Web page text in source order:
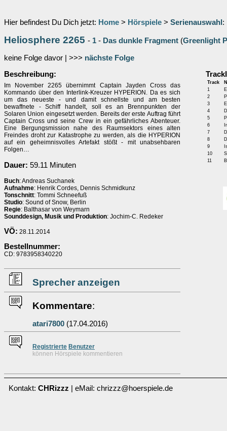
Hier befindest Du Dich jetzt: Home > Hörspiele > Serienauswahl :
Heliosphere 2265 - 1 - Das dunkle Fragment (Greenlight
keine Folge davor | >>> nächste Folge
Beschreibung:
Im November 2265 übernimmt Captain Jayden Cross das
Kommando über den Interlink-Kreuzer HYPERION. Da es sich
um das neueste - und damit schnellste und am besten
bewaffnete - Schiff handelt, soll es an Brennpunkten der
Solaren Union eingesetzt werden. Bereits der erste Auftrag führt
Captain Cross und seine Crew in ein gefährliches Abenteuer.
Eine Bergungsmission nahe des Raumsektors eines alten
Freindes droht zur Katastrophe zu werden, als die HYPERION
auf ein geheimnisvolles Artefakt stößt - mit unabsehbaren
Folgen…
Dauer: 59.11 Minuten
Buch: Andreas Suchanek
Aufnahme: Henrik Cordes, Dennis Schmidkunz
Tonschnitt: Tommi Schneefuß
Studio: Sound of Snow, Berlin
Regie: Balthasar von Weymarn
Sounddesign, Musik und Produktion: Jochim-C. Redeker
VÖ: 28.11.2014
Bestellnummer:
CD: 9783958340220
Sprecher anzeigen
Kommentare:
atari7800 (17.04.2016)
Registrierte Benutzer
können Hörspiele kommentieren
Track
1
2
3
4
5
6
7
8
9
10
11
Kontakt: CHRizzz | eMail: chrizzz@hoerspiele.de